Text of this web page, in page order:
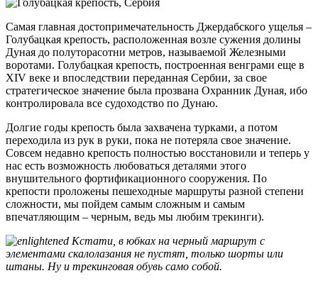
Самая главная достопримечательность Джердабского ущелья –
Голубацкая крепость, расположенная возле сужения долины
Дуная до полуторасотни метров, называемой Железными
воротами. Голубацкая крепость, построенная венграми еще в
XIV веке и впоследствии переданная Сербии, за свое
стратегическое значение была прозвана Охранник Дуная, ибо
контролировала все судоходство по Дунаю.
Долгие годы крепость была захвачена турками, а потом
переходила из рук в руки, пока не потеряла свое значение.
Совсем недавно крепость полностью восстановили и теперь у
нас есть возможность любоваться деталями этого
внушительного фортификационного сооружения. По
крепости проложены пешеходные маршруты разной степени
сложности, мы пойдем самым сложным и самым
впечатляющим – черным, ведь мы любим трекинги).
Кстати, в юбках на черный маршрут с
элементами скалолазания не пустят, только шорты или
штаны. Ну и трекинговая обувь само собой.